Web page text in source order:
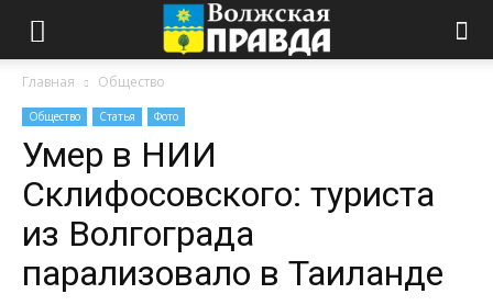
Главная Общество
Общество Статья Фото
Умер в НИИ
Склифосовского: туриста
из Волгограда
парализовало в Таиланде